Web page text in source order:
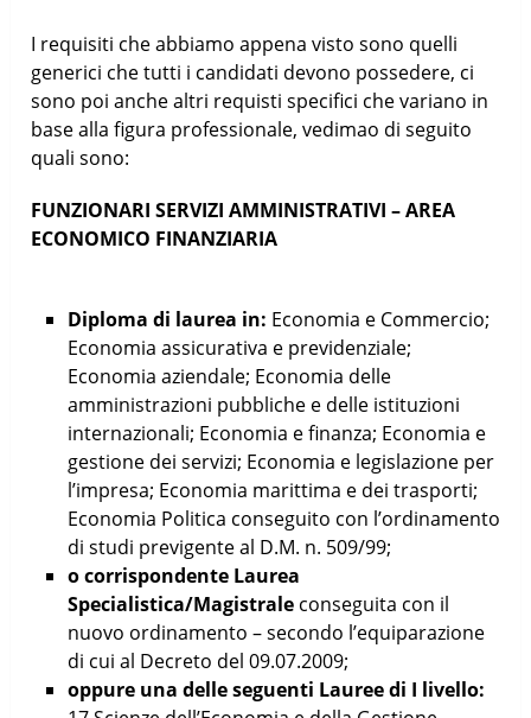
I requisiti che abbiamo appena visto sono quelli
generici che tutti i candidati devono possedere, ci
sono poi anche altri requisti specifici che variano in
base alla figura professionale, vedimao di seguito
quali sono:
FUNZIONARI SERVIZI AMMINISTRATIVI – AREA
ECONOMICO FINANZIARIA
Diploma di laurea in: Economia e Commercio;
Economia assicurativa e previdenziale;
Economia aziendale; Economia delle
amministrazioni pubbliche e delle istituzioni
internazionali; Economia e finanza; Economia e
gestione dei servizi; Economia e legislazione per
l’impresa; Economia marittima e dei trasporti;
Economia Politica conseguito con l’ordinamento
di studi previgente al D.M. n. 509/99;
o corrispondente Laurea
Specialistica/Magistraleconseguita con il
nuovo ordinamento – secondo l’equiparazione
di cui al Decreto del 09.07.2009;
oppure una delle seguenti Lauree di I livello: